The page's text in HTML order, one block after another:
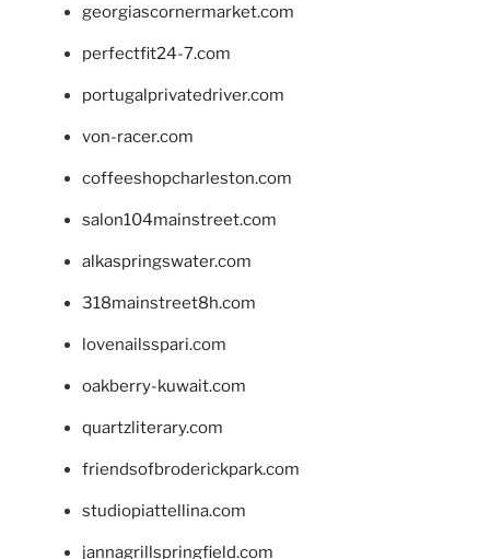
georgiascornermarket.com
perfectfit24-7.com
portugalprivatedriver.com
von-racer.com
coffeeshopcharleston.com
salon104mainstreet.com
alkaspringswater.com
318mainstreet8h.com
lovenailsspari.com
oakberry-kuwait.com
quartzliterary.com
friendsofbroderickpark.com
studiopiattellina.com
jannagrillspringfield.com